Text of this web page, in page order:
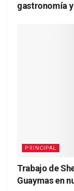
gastronomía
PRINCIPAL
Trabajo de
Guaymas en